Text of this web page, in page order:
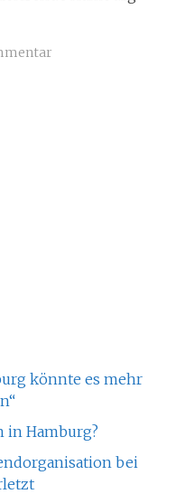
könnte es mehr
in Hamburg?
bei